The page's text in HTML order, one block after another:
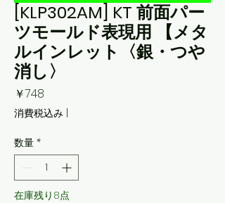
[KLP302AM] KT 前面パー
ツモールド表現用 【メタ
ルインレット〈銀・つや
消し〉
￥748
格
消費税込み
数量 *
在庫残り8点